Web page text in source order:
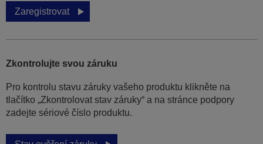
Zaregistrovat
Zkontrolujte svou záruku
Pro kontrolu stavu záruky vašeho produktu klikněte na
tlačítko „Zkontrolovat stav záruky“ a na stránce podpory
zadejte sériové číslo produktu.